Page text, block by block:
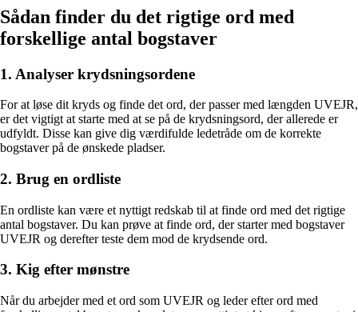
Sådan finder du det rigtige ord med
forskellige antal bogstaver
1. Analyser krydsningsordene
For at løse dit kryds og finde det ord, der passer med længden UVEJR,
er det vigtigt at starte med at se på de krydsningsord, der allerede er
udfyldt. Disse kan give dig værdifulde ledetråde om de korrekte
bogstaver på de ønskede pladser.
2. Brug en ordliste
En ordliste kan være et nyttigt redskab til at finde ord med det rigtige
antal bogstaver. Du kan prøve at finde ord, der starter med bogstaver
UVEJR og derefter teste dem mod de krydsende ord.
3. Kig efter mønstre
Når du arbejder med et ord som UVEJR og leder efter ord med